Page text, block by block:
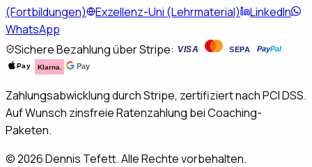
(Fortbildungen)
Exzellenz-Uni (Lehrmaterial)
LinkedIn
WhatsApp
Sichere Bezahlung über Stripe: VISA SEPA PayPal
Pay Klarna. Pay
Zahlungsabwicklung durch Stripe, zertifiziert nach PCI DSS.
Auf Wunsch zinsfreie Ratenzahlung bei Coaching-
Paketen.
©2026Dennis Tefett. Alle Rechte vorbehalten.